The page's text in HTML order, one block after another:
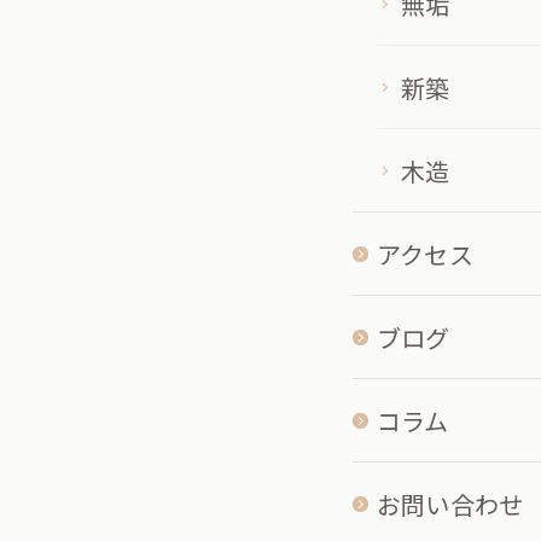
新築
木造
アクセス
ブログ
コラム
お問い合わせ